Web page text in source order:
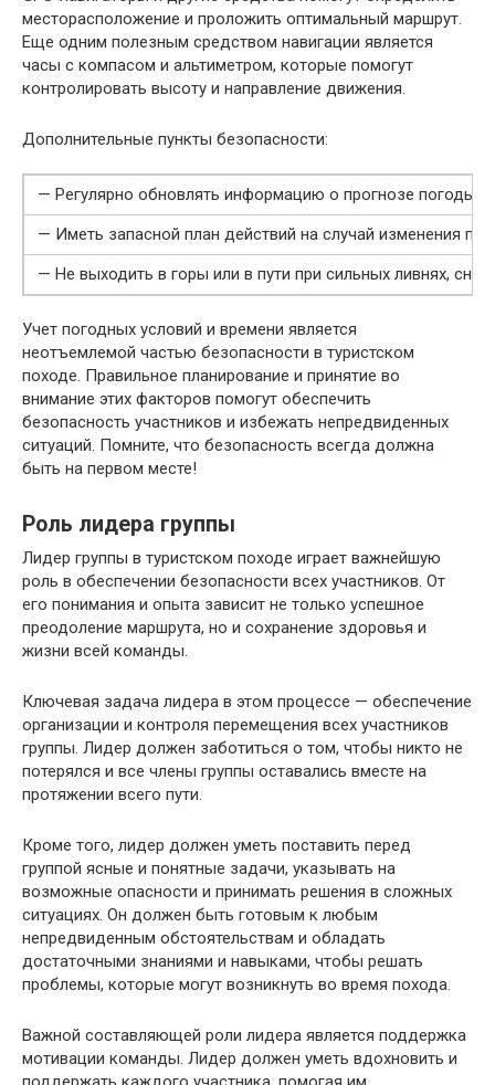
месторасположение и проложить оптимальный маршрут.
Еще одним полезным средством навигации является
часы с компасом и альтиметром, которые помогут
контролировать высоту и направление движения.
Дополнительные пункты безопасности:
— Регулярно обновлять информацию о прогнозе погоды
— Иметь запасной план действий на случай изменения
— Не выходить в горы или в пути при сильных ливнях,
Учет погодных условий и времени является
неотъемлемой частью безопасности в туристском
походе. Правильное планирование и принятие во
внимание этих факторов помогут обеспечить
безопасность участников и избежать непредвиденных
ситуаций. Помните, что безопасность всегда должна
быть на первом месте!
Роль лидера группы
Лидер группы в туристском походе играет важнейшую
роль в обеспечении безопасности всех участников. От
его понимания и опыта зависит не только успешное
преодоление маршрута, но и сохранение здоровья и
жизни всей команды.
Ключевая задача лидера в этом процессе — обеспечение
организации и контроля перемещения всех участников
группы. Лидер должен заботиться о том, чтобы никто не
потерялся и все члены группы оставались вместе на
протяжении всего пути.
Кроме того, лидер должен уметь поставить перед
группой ясные и понятные задачи, указывать на
возможные опасности и принимать решения в сложных
ситуациях. Он должен быть готовым к любым
непредвиденным обстоятельствам и обладать
достаточными знаниями и навыками, чтобы решать
проблемы, которые могут возникнуть во время похода.
Важной составляющей роли лидера является поддержка
мотивации команды. Лидер должен уметь вдохновить и